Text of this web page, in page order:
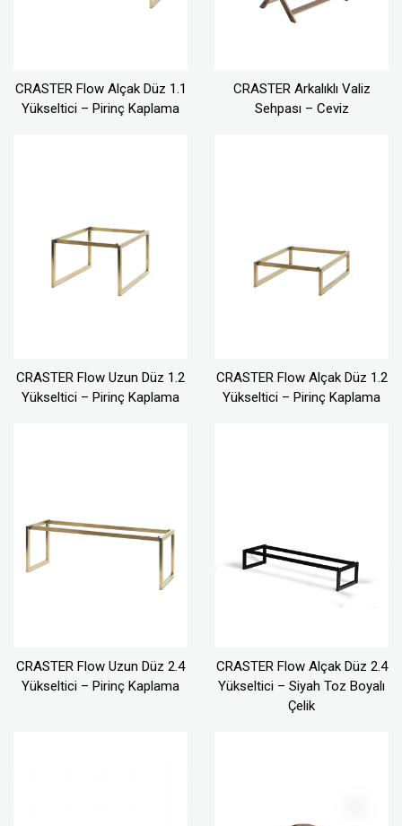
CRASTER Flow Alçak Düz 1.1
Yükseltici – Pirinç Kaplama
CRASTER Arkalıklı Valiz
Sehpası – Ceviz
CRASTER Flow Uzun Düz 1.2
Yükseltici – Pirinç Kaplama
CRASTER Flow Alçak Düz 1.2
Yükseltici – Pirinç Kaplama
CRASTER Flow Uzun Düz 2.4
Yükseltici – Pirinç Kaplama
CRASTER Flow Alçak Düz 2.4
Yükseltici – Siyah Toz Boyalı
Çelik